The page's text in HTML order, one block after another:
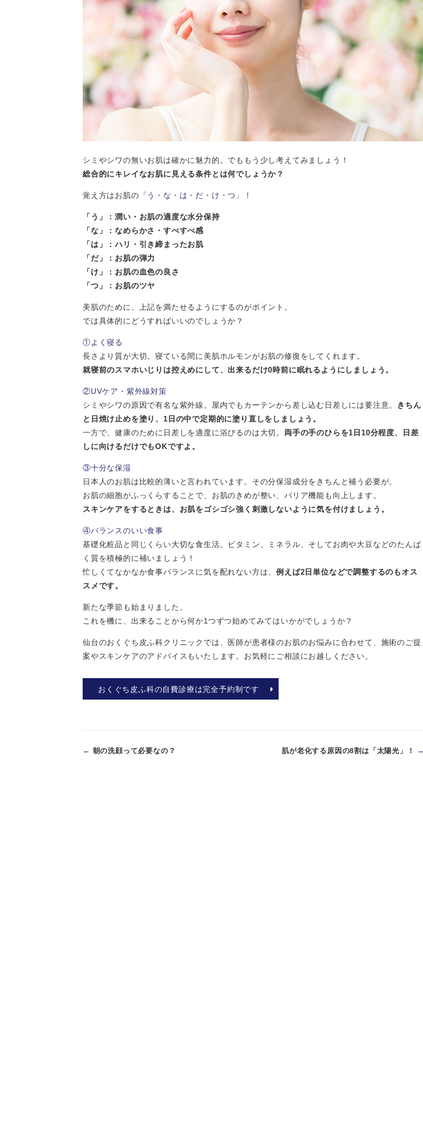
シミやシワの無いお肌は確かに魅力的。でももう少し考えてみましょう！
総合的にキレイなお肌に見える条件とは何でしょうか？
覚え方はお肌の 「う・な・は・だ・け・つ」！
「う」：潤い・お肌の適度な水分保持
「な」：なめらかさ・すべすべ感
「は」：ハリ・引き締まったお肌
「だ」：お肌の弾力
「け」：お肌の血色の良さ
「つ」：お肌のツヤ
美肌のために、上記を満たせるようにするのがポイント。
では具体的にどうすればいいのでしょうか？
①よく寝る
長さより質が大切。寝ている間に美肌ホルモンがお肌の修復をしてくれます。
就寝前のスマホいじりは控えめにして、出来るだけ0時前に眠れるようにしましょう。
②UVケア・紫外線対策
シミやシワの原因で有名な紫外線。屋内でもカーテンから差し込む日差しには要注意。
きちん
と日焼け止めを塗り、1日の中で定期的に塗り直しをしましょう。
一方で、健康のために日差しを適度に浴びるのは大切。 両手の手のひらを1日10分程度、日差
しに向けるだけでもOKですよ。
③十分な保湿
日本人のお肌は比較的薄いと言われています。その分保湿成分をきちんと補う必要が。
お肌の細胞がふっくらすることで、お肌のきめが整い、バリア機能も向上します。
スキンケアをするときは、お肌をゴシゴシ強く刺激しないように気を付けましょう。
④バランスのいい食事
基礎化粧品と同じくらい大切な食生活。ビタミン、ミネラル、そしてお肉や大豆などのたんぱ
く質を積極的に補いましょう！
忙しくてなかなか食事バランスに気を配れない方は、例えば2日単位などで調整するのもオス
スメです。
新たな季節も始まりました。
これを機に、出来ることから何か1つずつ始めてみてはいかがでしょうか？
仙台のおくぐち皮ふ科クリニックでは、医師が患者様のお肌のお悩みに合わせて、施術のご提
案やスキンケアのアドバイスもいたします。お気軽にご相談にお越しください。
おくぐち皮ふ科の自費診療は完全予約制です
← 朝の洗顔って必要なの？ 肌が老化する原因の8割は「太陽光」！ →